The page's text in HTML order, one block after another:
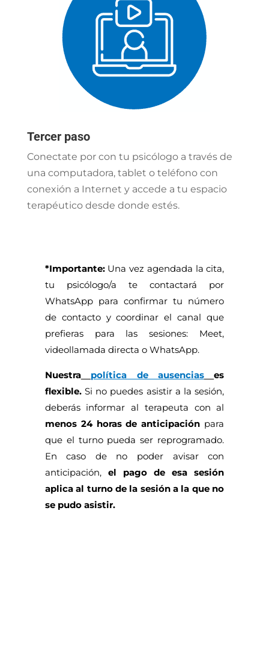
Tercer paso
Conectate por con tu psicólogo a través de
una computadora, tablet o teléfono con
conexión a Internet y accede a tu espacio
terapéutico desde donde estés.
*Importante:Una vez agendada la cita,
tu psicólogo/a te contactará por
WhatsApp para confirmar tu número
de contacto y coordinar el canal que
prefieras para las sesiones: Meet,
videollamada directa o WhatsApp.
Nuestra política de ausencias
es
flexible.Si no puedes asistir a la sesión,
deberás informar al terapeuta con al
menos 24 horas de anticipación para
que el turno pueda ser reprogramado.
En caso de no poder avisar con
anticipación, el pago de esa sesión
aplica al turno de la sesión a la que no
se pudo asistir.